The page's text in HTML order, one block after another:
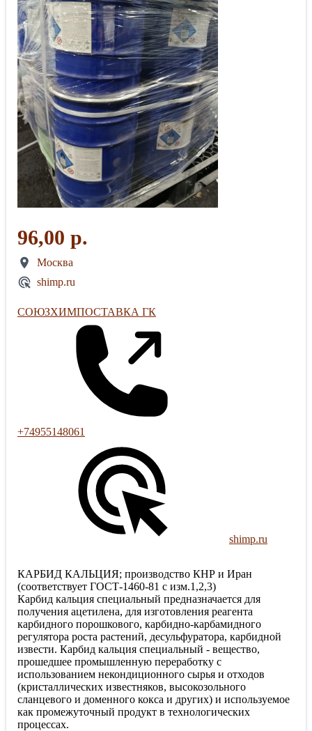
96,00 р.
Москва
shimp.ru
СОЮЗХИМПОСТАВКА ГК
+74955148061
shimp.ru
КАРБИД КАЛЬЦИЯ; производство КНР и Иран
(соответствует ГОСТ-1460-81 с изм.1,2,3)
Карбид кальция специальный предназначается для
получения ацетилена, для изготовления реагента
карбидного порошкового, карбидно-карбамидного
регулятора роста растений, десульфуратора, карбидной
извести. Карбид кальция специальный - вещество,
прошедшее промышленную переработку с
использованием некондиционного сырья и отходов
(кристаллических известняков, высокозольного
сланцевого и доменного кокса и других) и используемое
как промежуточный продукт в технологических
процессах.